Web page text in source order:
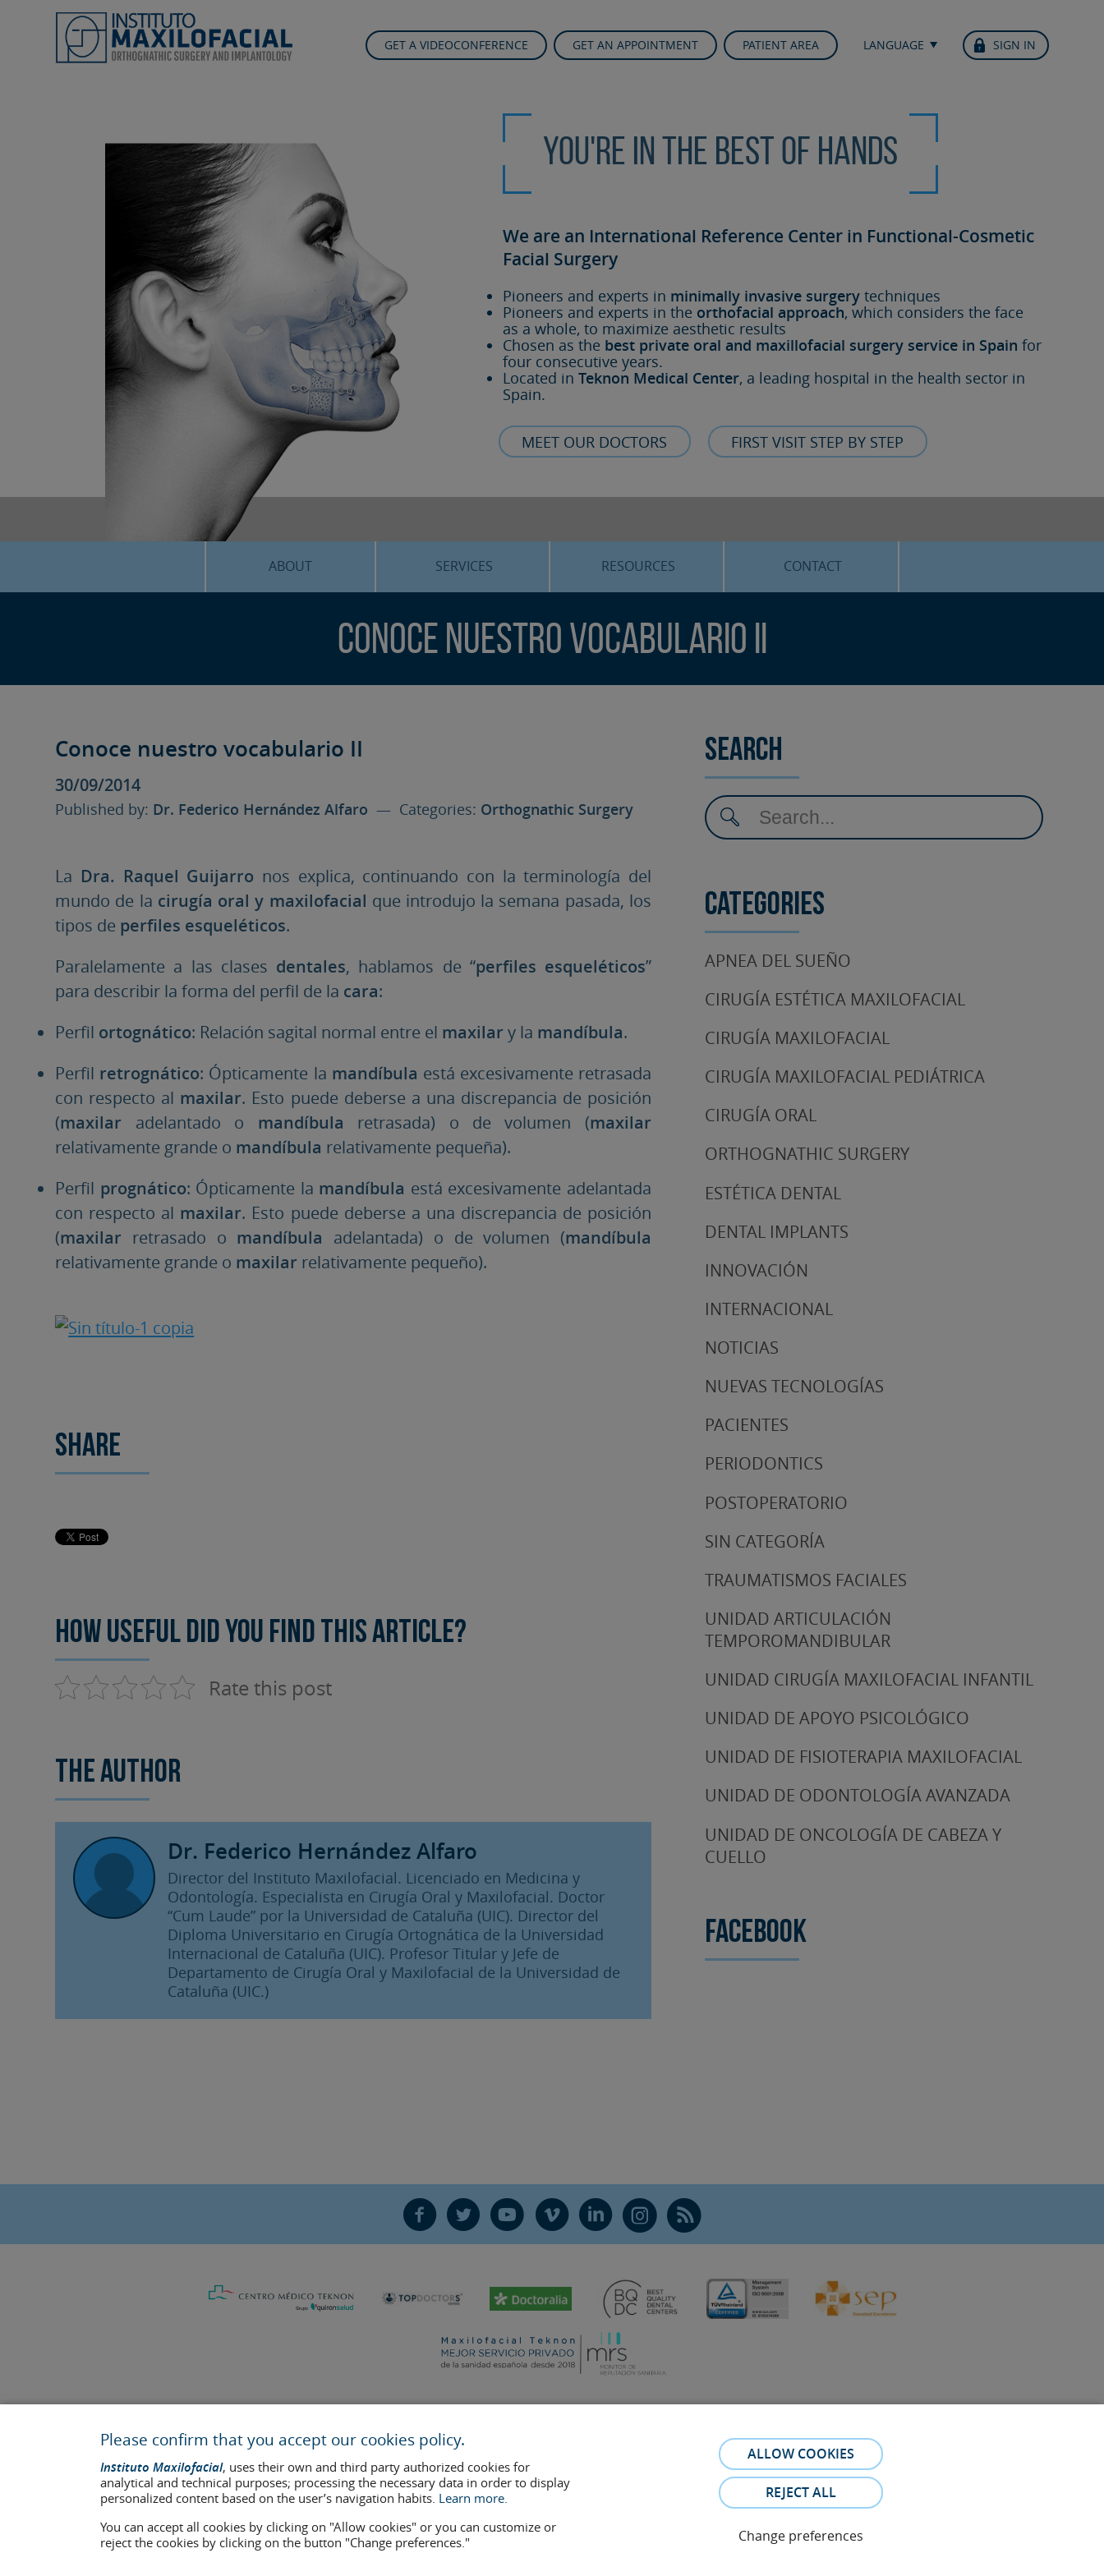
GET A VIDEOCONFERENCE GET AN APPOINTMENT PATIENT AREA LANGUAGE SIGN IN
You're in the best of hands
We are an International Reference Center in Functional-Cosmetic
Facial Surgery
Pioneers and experts in minimally invasive surgery techniques
Pioneers and experts in the orthofacial approach, which considers the face
as a whole, to maximize aesthetic results
Chosen as the best private oral and maxillofacial surgery service in Spain for
four consecutive years.
Located inTeknon Medical Center, a leading hospital in the health sector in
Spain.
MEET OUR DOCTORS FIRST VISIT STEP BY STEP
ABOUT SERVICES
SLEEP APNEA
RESOURCES
BLOG
CONTACT
Conoce nuestro vocabulario II
Conoce nuestro vocabulario II
30/09/2014
Published by: Dr. Federico Hernández Alfaro — Categories: Orthognathic Surgery
La Dra. Raquel Guijarro nos explica, continuando con la terminología del
mundo de la cirugía oral y maxilofacial que introdujo la semana pasada, los
tipos de perfiles esqueléticos.
Paralelamente a las clases dentales, hablamos de “perfiles esqueléticos”
para describir la forma del perfil de la cara:
Perfil ortognático: Relación sagital normal entre el maxilar y la mandíbula.
Perfil retrognático: Ópticamente la mandíbula está excesivamente retrasada
con respecto al maxilar. Esto puede deberse a una discrepancia de posición
(maxilar adelantado o mandíbula retrasada) o de volumen (maxilar
relativamente grande o mandíbula relativamente pequeña).
Perfil prognático: Ópticamente la mandíbula está excesivamente adelantada
con respecto al maxilar. Esto puede deberse a una discrepancia de posición
(maxilar retrasado o mandíbula adelantada) o de volumen (mandíbula
relativamente grande o maxilar relativamente pequeño).
Share
How useful did you find this article?
Rate this post
The author
Dr. Federico Hernández Alfaro
Director del Instituto Maxilofacial. Licenciado en Medicina y
Odontología. Especialista en Cirugía Oral y Maxilofacial. Doctor
“Cum Laude” por la Universidad de Cataluña (UIC). Director del
Diploma Universitario en Cirugía Ortognática de la Universidad
Internacional de Cataluña (UIC). Profesor Titular y Jefe de
Departamento de Cirugía Oral y Maxilofacial de la Universidad de
Cataluña (UIC.)
Search
Categories
APNEA DEL SUEÑO
CIRUGÍA ESTÉTICA MAXILOFACIAL
CIRUGÍA MAXILOFACIAL
CIRUGÍA MAXILOFACIAL PEDIÁTRICA
CIRUGÍA ORAL
ORTHOGNATHIC SURGERY
ESTÉTICA DENTAL
DENTAL IMPLANTS
INNOVACIÓN
INTERNACIONAL
NOTICIAS
NUEVAS TECNOLOGÍAS
PACIENTES
PERIODONTICS
POSTOPERATORIO
SIN CATEGORÍA
TRAUMATISMOS FACIALES
UNIDAD ARTICULACIÓN
TEMPOROMANDIBULAR
UNIDAD CIRUGÍA MAXILOFACIAL INFANTIL
UNIDAD DE APOYO PSICOLÓGICO
UNIDAD DE FISIOTERAPIA MAXILOFACIAL
UNIDAD DE ODONTOLOGÍA AVANZADA
UNIDAD DE ONCOLOGÍA DE CABEZA Y
CUELLO
Facebook
F T Y V L Ñ R
Health center authorisation number: E08646940
The information featured in this website does not replace but complements the doctor-patient relationship. If in doubt, consult your doctor referral. The photos and testimonies of identifiable patients
who appear on the website are published under their consent and removed at any time if the patient requests it. Facial Surgery, S.L.P. 2021
Legal notice–Cookies Policy–Privacy Policy
Please confirm that you accept our cookies policy.
Instituto Maxilofacial, uses their own and third party authorized cookies for
analytical and technical purposes; processing the necessary data in order to display
personalized content based on the user’s navigation habits. Learn more.
You can accept all cookies by clicking on "Allow cookies" or you can customize or
reject the cookies by clicking on the button "Change preferences."
Change preferences
REJECT ALL
ALLOW COOKIES